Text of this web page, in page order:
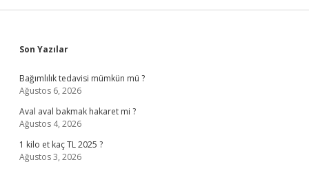
Sidebar
Son Yazılar
Bağımlılık tedavisi mümkün mü ?
Ağustos 6, 2026
Aval aval bakmak hakaret mi ?
Ağustos 4, 2026
1 kilo et kaç TL 2025 ?
Ağustos 3, 2026